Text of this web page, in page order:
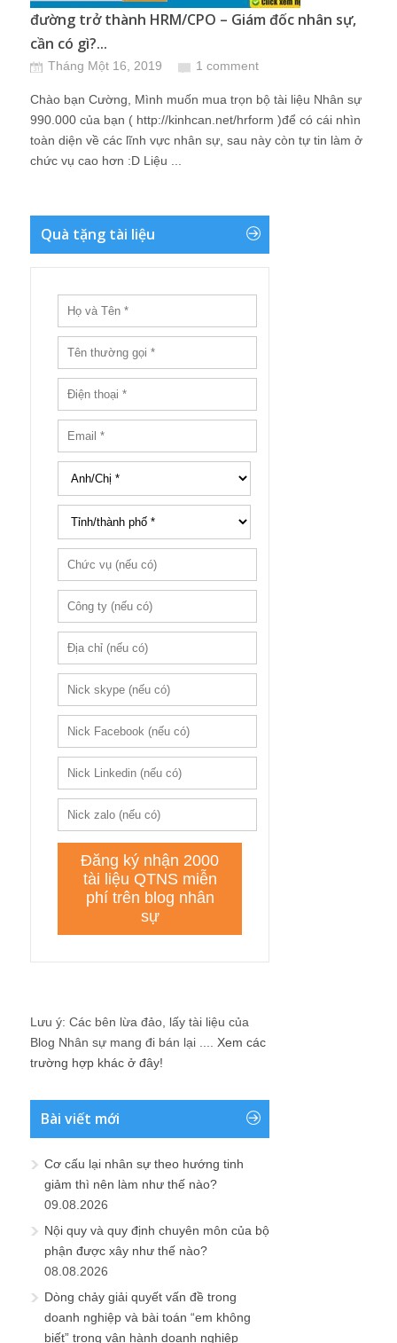
đường trở thành HRM/CPO – Giám đốc nhân sự,
cần có gì?...
Tháng Một 16, 2019 1 comment
Chào bạn Cường, Mình muốn mua trọn bộ tài liệu Nhân sự
990.000 của bạn ( http://kinhcan.net/hrform )để có cái nhìn
toàn diện về các lĩnh vực nhân sự, sau này còn tự tin làm ở
chức vụ cao hơn :D Liệu ...
Quà tặng tài liệu
Lưu ý: Các bên lừa đảo, lấy tài liệu của
Blog Nhân sự mang đi bán lại .... Xem các
trường hợp khác ở đây!
Bài viết mới
Cơ cấu lại nhân sự theo hướng tinh
giảm thì nên làm như thế nào?
09.08.2026
Nội quy và quy định chuyên môn của bộ
phận được xây như thế nào?
08.08.2026
Dòng chảy giải quyết vấn đề trong
doanh nghiệp và bài toán “em không
biết” trong vận hành doanh nghiệp